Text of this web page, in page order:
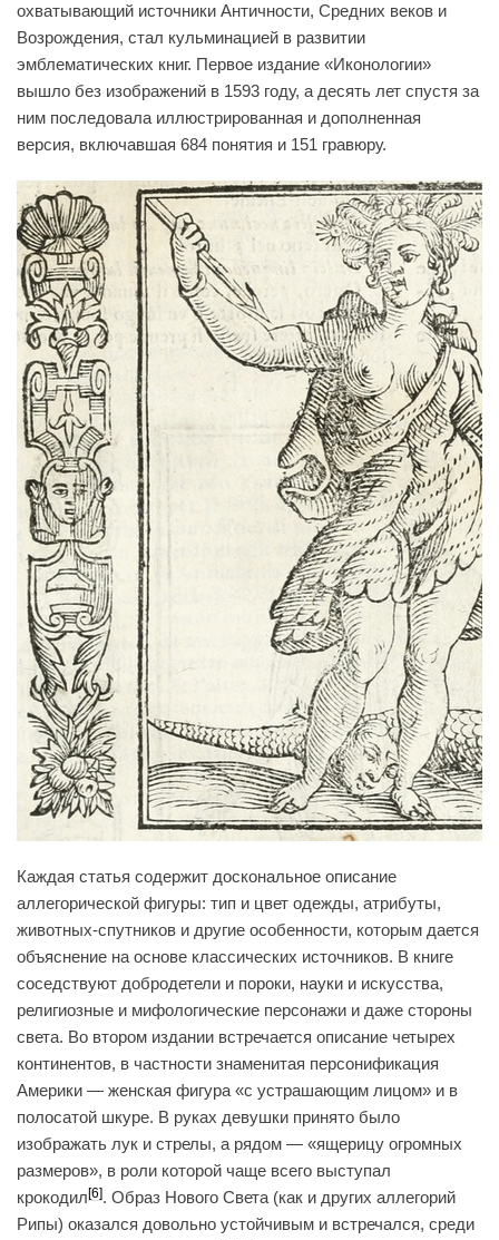
охватывающий источники Античности, Средних веков и
Возрождения, стал кульминацией в развитии
эмблематических книг. Первое издание «Иконологии»
вышло без изображений в 1593 году, а десять лет спустя за
ним последовала иллюстрированная и дополненная
версия, включавшая 684 понятия и 151 гравюру.
Каждая статья содержит доскональное описание
аллегорической фигуры: тип и цвет одежды, атрибуты,
животных-спутников и другие особенности, которым дается
объяснение на основе классических источников. В книге
соседствуют добродетели и пороки, науки и искусства,
религиозные и мифологические персонажи и даже стороны
света. Во втором издании встречается описание четырех
континентов, в частности знаменитая персонификация
Америки — женская фигура «с устрашающим лицом» и в
полосатой шкуре. В руках девушки принято было
изображать лук и стрелы, а рядом — «ящерицу огромных
размеров», в роли которой чаще всего выступал
крокодил[6]. Образ Нового Света (как и других аллегорий
Рипы) оказался довольно устойчивым и встречался, среди